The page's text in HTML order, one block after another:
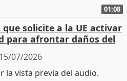
01:08
solicite a la UE activar
para afrontar daños del
15/07/2026